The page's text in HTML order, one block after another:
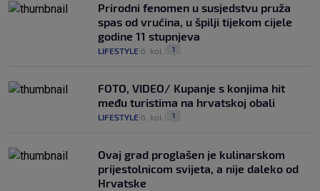
Prirodni fenomen u susjedstvu pruža
spas od vrućina, u špilji tijekom cijele
godine 11 stupnjeva
LIFESTYLE 6. kol. 1
FOTO, VIDEO/ Kupanje s konjima hit
među turistima na hrvatskoj obali
LIFESTYLE 6. kol. 1
Ovaj grad proglašen je kulinarskom
prijestolnicom svijeta, a nije daleko od
Hrvatske